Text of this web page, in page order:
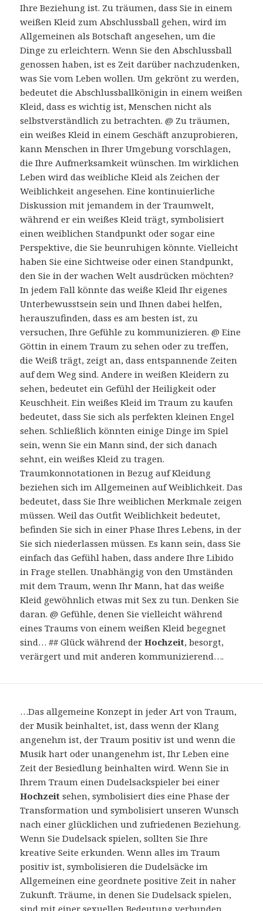
Ihre Beziehung ist. Zu träumen, dass Sie in einem
weißen Kleid zum Abschlussball gehen, wird im
Allgemeinen als Botschaft angesehen, um die
Dinge zu erleichtern. Wenn Sie den Abschlussball
genossen haben, ist es Zeit darüber nachzudenken,
was Sie vom Leben wollen. Um gekrönt zu werden,
bedeutet die Abschlussballkönigin in einem weißen
Kleid, dass es wichtig ist, Menschen nicht als
selbstverständlich zu betrachten. @ Zu träumen,
ein weißes Kleid in einem Geschäft anzuprobieren,
kann Menschen in Ihrer Umgebung vorschlagen,
die Ihre Aufmerksamkeit wünschen. Im wirklichen
Leben wird das weibliche Kleid als Zeichen der
Weiblichkeit angesehen. Eine kontinuierliche
Diskussion mit jemandem in der Traumwelt,
während er ein weißes Kleid trägt, symbolisiert
einen weiblichen Standpunkt oder sogar eine
Perspektive, die Sie beunruhigen könnte. Vielleicht
haben Sie eine Sichtweise oder einen Standpunkt,
den Sie in der wachen Welt ausdrücken möchten?
In jedem Fall könnte das weiße Kleid Ihr eigenes
Unterbewusstsein sein und Ihnen dabei helfen,
herauszufinden, dass es am besten ist, zu
versuchen, Ihre Gefühle zu kommunizieren. @ Eine
Göttin in einem Traum zu sehen oder zu treffen,
die Weiß trägt, zeigt an, dass entspannende Zeiten
auf dem Weg sind. Andere in weißen Kleidern zu
sehen, bedeutet ein Gefühl der Heiligkeit oder
Keuschheit. Ein weißes Kleid im Traum zu kaufen
bedeutet, dass Sie sich als perfekten kleinen Engel
sehen. Schließlich könnten einige Dinge im Spiel
sein, wenn Sie ein Mann sind, der sich danach
sehnt, ein weißes Kleid zu tragen.
Traumkonnotationen in Bezug auf Kleidung
beziehen sich im Allgemeinen auf Weiblichkeit. Das
bedeutet, dass Sie Ihre weiblichen Merkmale zeigen
müssen. Weil das Outfit Weiblichkeit bedeutet,
befinden Sie sich in einer Phase Ihres Lebens, in der
Sie sich niederlassen müssen. Es kann sein, dass Sie
einfach das Gefühl haben, dass andere Ihre Libido
in Frage stellen. Unabhängig von den Umständen
mit dem Traum, wenn Ihr Mann, hat das weiße
Kleid gewöhnlich etwas mit Sex zu tun. Denken Sie
daran. @ Gefühle, denen Sie vielleicht während
eines Traums von einem weißen Kleid begegnet
sind… ## Glück während derHochzeit, besorgt,
verärgert und mit anderen kommunizierend….
…Das allgemeine Konzept in jeder Art von Traum,
der Musik beinhaltet, ist, dass wenn der Klang
angenehm ist, der Traum positiv ist und wenn die
Musik hart oder unangenehm ist, Ihr Leben eine
Zeit der Besiedlung beinhalten wird. Wenn Sie in
Ihrem Traum einen Dudelsackspieler bei einer
Hochzeit sehen, symbolisiert dies eine Phase der
Transformation und symbolisiert unseren Wunsch
nach einer glücklichen und zufriedenen Beziehung.
Wenn Sie Dudelsack spielen, sollten Sie Ihre
kreative Seite erkunden. Wenn alles im Traum
positiv ist, symbolisieren die Dudelsäcke im
Allgemeinen eine geordnete positive Zeit in naher
Zukunft. Träume, in denen Sie Dudelsack spielen,
sind mit einer sexuellen Bedeutung verbunden.